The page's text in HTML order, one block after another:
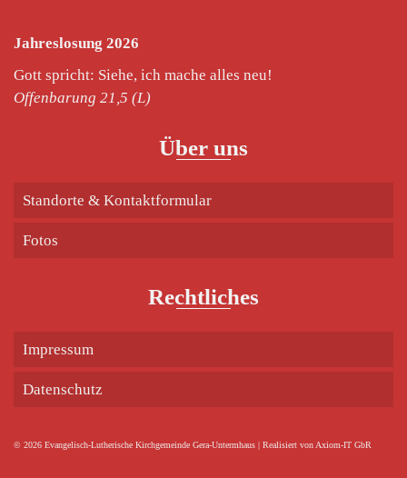
Jahreslosung 2026
Gott spricht: Siehe, ich mache alles neu!
Offenbarung 21,5 (L)
Über uns
Standorte & Kontaktformular
Fotos
Rechtliches
Impressum
Datenschutz
© 2026 Evangelisch-Lutherische Kirchgemeinde Gera-Untermhaus | Realisiert von Axiom-IT GbR